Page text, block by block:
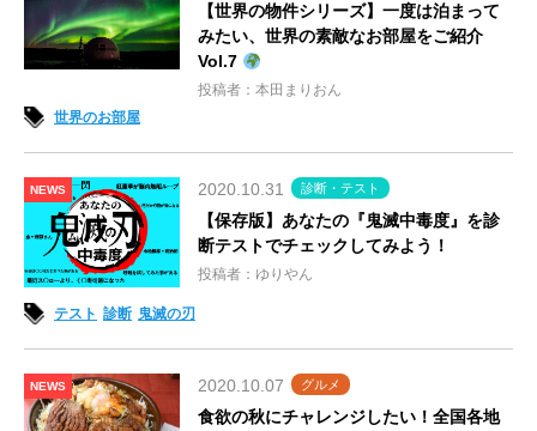
【世界の物件シリーズ】一度は泊まって
みたい、世界の素敵なお部屋をご紹介
Vol.7
投稿者：本田まりおん
世界のお部屋
NEWS 2020.10.31 診断・テスト
【保存版】あなたの『鬼滅中毒度』を診
断テストでチェックしてみよう！
投稿者：ゆりやん
テスト 診断 鬼滅の刃
NEWS 2020.10.07 グルメ
食欲の秋にチャレンジしたい！全国各地